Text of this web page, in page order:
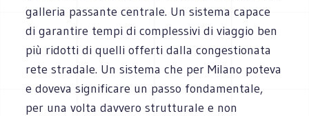
galleria passante centrale. Un sistema capace
di garantire tempi di complessivi di viaggio ben
più ridotti di quelli offerti dalla congestionata
rete stradale. Un sistema che per Milano poteva
e doveva significare un passo fondamentale,
per una volta davvero strutturale e non